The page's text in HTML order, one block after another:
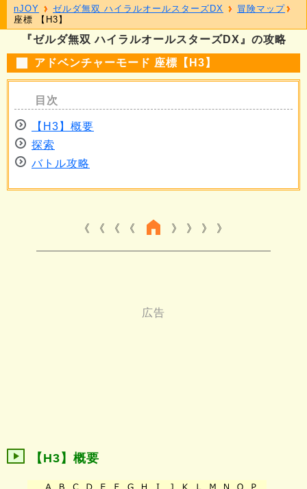
『ゼルダ無双 ハイラルオールスターズDX』の攻略
アドベンチャーモード 座標【H3】
【H3】概要
探索
バトル攻略
《 《 《 》 》 》
【H3】概要
nJOY ゼルダ無双 ハイラルオールスターズDX
冒険マップ
座標 【H3】